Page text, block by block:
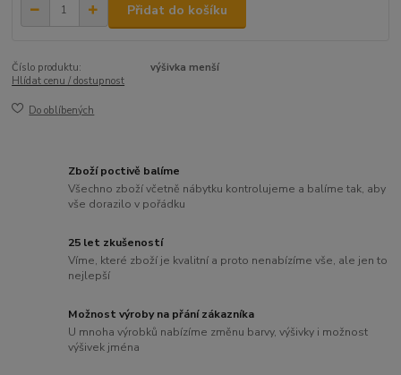
Přidat do košíku
Číslo produktu:
výšivka menší
Hlídat cenu / dostupnost
Do oblíbených
Zboží poctivě balíme
Všechno zboží včetně nábytku kontrolujeme a balíme tak, aby
vše dorazilo v pořádku
25 let zkušeností
Víme, které zboží je kvalitní a proto nenabízíme vše, ale jen to
nejlepší
Možnost výroby na přání zákazníka
U mnoha výrobků nabízíme změnu barvy, výšivky i možnost
výšivek jména